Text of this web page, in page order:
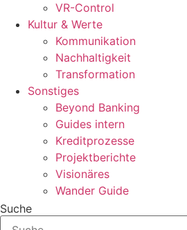
VR-Control
Kultur & Werte
Kommunikation
Nachhaltigkeit
Transformation
Sonstiges
Beyond Banking
Guides intern
Kreditprozesse
Projektberichte
Visionäres
Wander Guide
Suche